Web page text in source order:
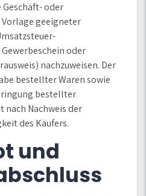
Geschäft- oder
geeigneter
oder
nachzuweisen. Der
bestellter Waren sowie
bestellter
nach Nachweis der
des Käufers.
und